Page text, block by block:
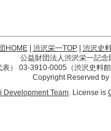
HOME| 渋沢栄一TOP| 渋沢史
公益財団法人渋沢栄一記
） 03-3910-0005（渋沢史料
Copyright Reserved
Development Team. License is